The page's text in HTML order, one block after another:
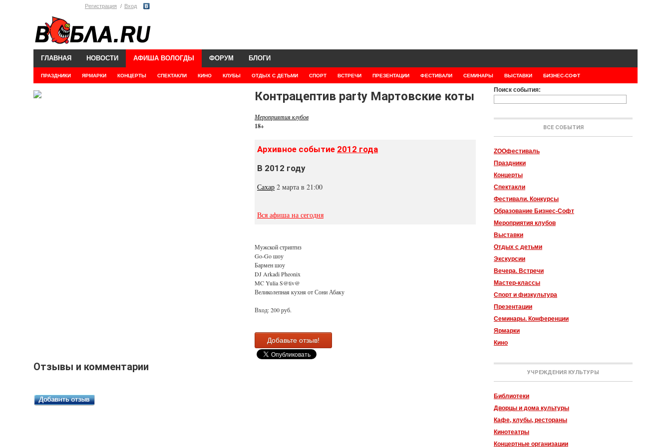
Регистрация Вход
ГЛАВНАЯ НОВОСТИ АФИША ВОЛОГДЫ
ПРАЗДНИКИ ЯРМАРКИ КОНЦЕРТЫ СПЕКТАКЛИ КИНО КЛУБЫ ОТДЫХ С ДЕТЬМИ СПОРТ ВСТРЕЧИ ПРЕЗЕНТАЦИИ ФЕСТИВАЛИ СЕМИНАРЫ ВЫСТАВКИ БИЗНЕС-СОФТ
ФОРУМ БЛОГИ
Контрацептив party Мартовские коты
Мероприятия клубов
18+
Архивное событие 2012 года
В 2012 году
Сахар 2 марта в 21:00
Вся афиша на сегодня
Мужской стриптиз
Go-Go шоу
Бармен шоу
DJ Arkadi Pheonix
MC Yulia S@tiv@
Великолепная кухня от Сони Абаку
Вход: 200 руб.
Добавьте отзыв!
Отзывы и комментарии
Поиск события:
ВСЕ СОБЫТИЯ
ZOOфестиваль
Праздники
Концерты
Спектакли
Фестивали. Конкурсы
Образование Бизнес-Софт
Мероприятия клубов
Выставки
Отдых с детьми
Экскурсии
Вечера. Встречи
Мастер-классы
Спорт и физкультура
Презентации
Семинары. Конференции
Ярмарки
Кино
УЧРЕЖДЕНИЯ КУЛЬТУРЫ
Библиотеки
Дворцы и дома культуры
Кафе, клубы, рестораны
Кинотеатры
Концертные организации